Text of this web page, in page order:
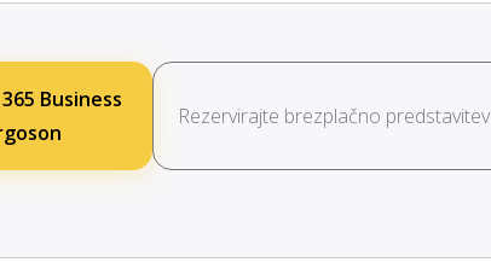
Business
Rezervirajte brezplačno predstavitev